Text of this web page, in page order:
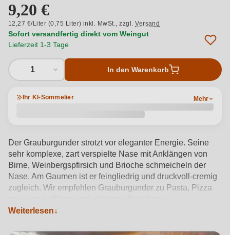
9,20 €
12,27 €/Liter (0,75 Liter) inkl. MwSt.,zzgl.Versand
Sofort versandfertig direkt vom Weingut
Lieferzeit 1-3 Tage
1 In den Warenkorb
Ihr KI-Sommelier Mehr
Der Grauburgunder strotzt vor eleganter Energie. Seine
sehr komplexe, zart verspielte Nase mit Anklängen von
Birne, Weinbergspfirsich und Brioche schmeicheln der
Nase. Am Gaumen ist er feingliedrig und druckvoll-cremig
zugleich. Wir empfehlen Grauburgunder zu Pasta, Pizza
Produktdetails anzeigen →
Weiterlesen